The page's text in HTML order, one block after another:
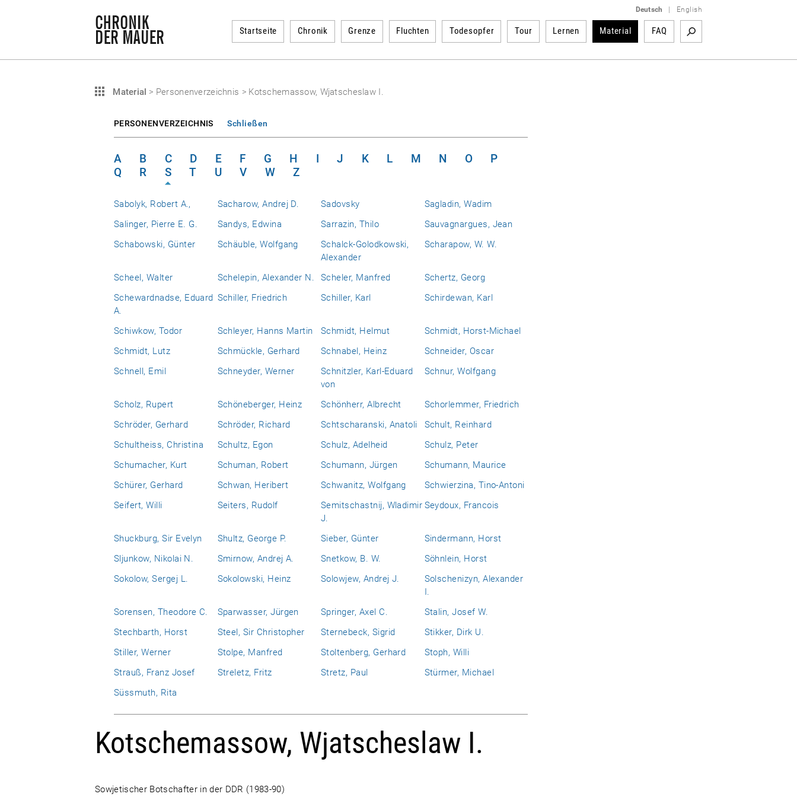
Deutsch English
Startseite Chronik Grenze Fluchten Todesopfer Tour Lernen Material FAQ
Material > Personenverzeichnis > Kotschemassow, Wjatscheslaw I.
PERSONENVERZEICHNIS Schließen
A B C D E F G H I J K L M N O
P
Q
R S T U V W Z
Sabolyk, Robert A., Sacharow, Andrej D. Sadovsky
Sagladin, Wadim
Salinger, Pierre E. G.
Sandys, Edwina Sarrazin, Thilo
Sauvagnargues, Jean
Schabowski, Günter
Schäuble, Wolfgang
Schalck-Golodkowski,
Alexander
Scharapow, W. W.
Scheel, Walter Schelepin, Alexander N. Scheler, Manfred
Schertz, Georg
Schewardnadse, Eduard
A.
Schiller, Friedrich Schiller, Karl Schirdewan, Karl
Schiwkow, Todor Schleyer, Hanns Martin Schmidt, Helmut
Schmidt, Horst-Michael
Schmidt, Lutz
Schmückle, Gerhard Schnabel, Heinz
Schneider, Oscar
Schnell, Emil
Schneyder, Werner
Schnitzler, Karl-Eduard
von
Schnur, Wolfgang
Scholz, Rupert Schöneberger, Heinz Schönherr, Albrecht
Schorlemmer, Friedrich
Schröder, Gerhard
Schröder, Richard Schtscharanski, Anatoli
Schult, Reinhard
Schultheiss, Christina
Schultz, Egon Schulz, Adelheid
Schulz, Peter
Schumacher, Kurt
Schuman, Robert Schumann, Jürgen
Schumann, Maurice
Schürer, Gerhard
Schwan, Heribert Schwanitz, Wolfgang
Schwierzina, Tino-Antoni
Seifert, Willi
Seiters, Rudolf
Semitschastnij, Wladimir
J.
Seydoux, Francois
Shuckburg, Sir Evelyn Shultz, George P. Sieber, Günter
Sindermann, Horst
Sljunkow, Nikolai N.
Smirnow, Andrej A. Snetkow, B. W.
Söhnlein, Horst
Sokolow, Sergej L.
Sokolowski, Heinz Solowjew, Andrej J.
Solschenizyn, Alexander
I.
Sorensen, Theodore C.
Sparwasser, Jürgen Springer, Axel C.
Stalin, Josef W.
Stechbarth, Horst
Steel, Sir Christopher Sternebeck, Sigrid
Stikker, Dirk U.
Stiller, Werner
Stolpe, Manfred Stoltenberg, Gerhard
Stoph, Willi
Strauß, Franz Josef
Streletz, Fritz Stretz, Paul
Stürmer, Michael
Süssmuth, Rita
Kotschemassow, Wjatscheslaw I.
Sowjetischer Botschafter in der DDR (1983-90)